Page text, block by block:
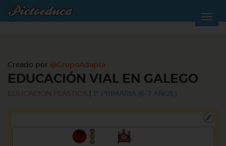
Creado por @GrupoAdapta
EDUCACIÓN VIAL EN GALEGO
EDUCACIÓN PLÁSTICA 1º PRIMARIA (6-7 AÑOS)